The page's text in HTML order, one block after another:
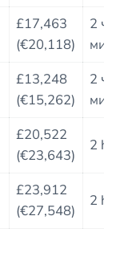
£17,463
(€20,118)
2 ч
мин
£13,248
(€15,262)
2 ч
мин
£20,522
(€23,643)
2 h
£23,912
(€27,548)
2 h